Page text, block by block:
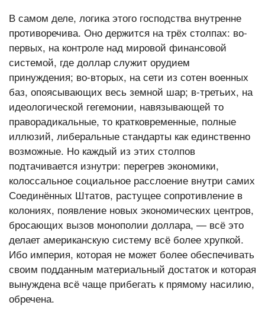
В самом деле, логика этого господства внутренне
противоречива. Оно держится на трёх столпах: во-
первых, на контроле над мировой финансовой
системой, где доллар служит орудием
принуждения; во-вторых, на сети из сотен военных
баз, опоясывающих весь земной шар; в-третьих, на
идеологической гегемонии, навязывающей то
праворадикальные, то кратковременные, полные
иллюзий, либеральные стандарты как единственно
возможные. Но каждый из этих столпов
подтачивается изнутри: перегрев экономики,
колоссальное социальное расслоение внутри самих
Соединённых Штатов, растущее сопротивление в
колониях, появление новых экономических центров,
бросающих вызов монополии доллара, — всё это
делает американскую систему всё более хрупкой.
Ибо империя, которая не может более обеспечивать
своим подданным материальный достаток и которая
вынуждена всё чаще прибегать к прямому насилию,
обречена.